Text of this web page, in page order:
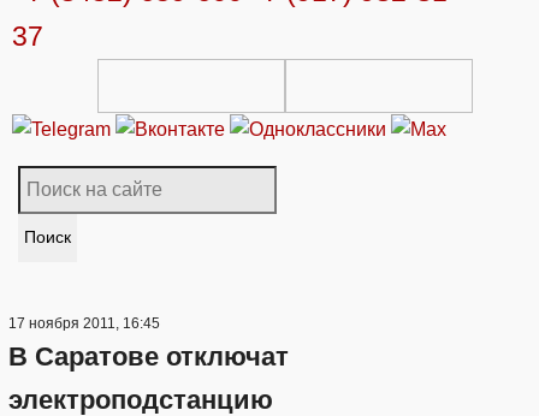
37
Поиск
17 ноября 2011, 16:45
В Саратове отключат
электроподстанцию